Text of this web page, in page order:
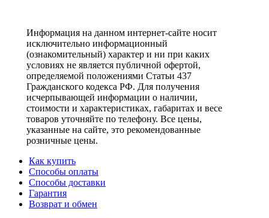
Информация на данном интернет-сайте носит
исключительно информационный
(ознакомительный) характер и ни при каких
условиях не является публичной офертой,
определяемой положениями Статьи 437
Гражданского кодекса РФ. Для получения
исчерпывающей информации о наличии,
стоимости и характеристиках, габаритах и весе
товаров уточняйте по телефону. Все цены,
указанные на сайте, это рекомендованные
розничные цены.
Как купить
Способы оплаты
Способы доставки
Гарантия
Возврат и обмен